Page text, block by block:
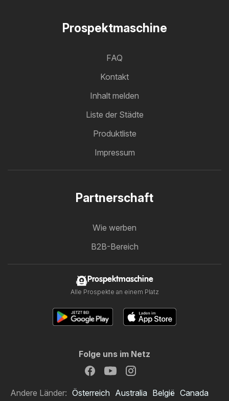
Prospektmaschine
FAQ
Kontakt
Inhalt melden
Liste der Städte
Produktliste
Impressum
Partnerschaft
Wie werben
B2B-Bereich
Prospektmaschine
Alle Prospekte an einem Platz
Folge uns im Netz
Andere Länder: Österreich Australia België Canada